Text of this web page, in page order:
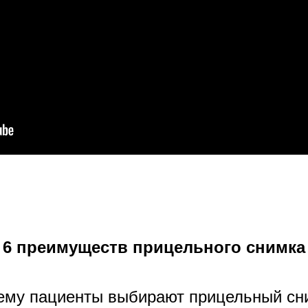
6 преимуществ прицельного снимка
пациенты выбирают прицельный